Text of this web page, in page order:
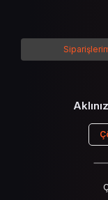
içeriği
detaylarına
kullanımının